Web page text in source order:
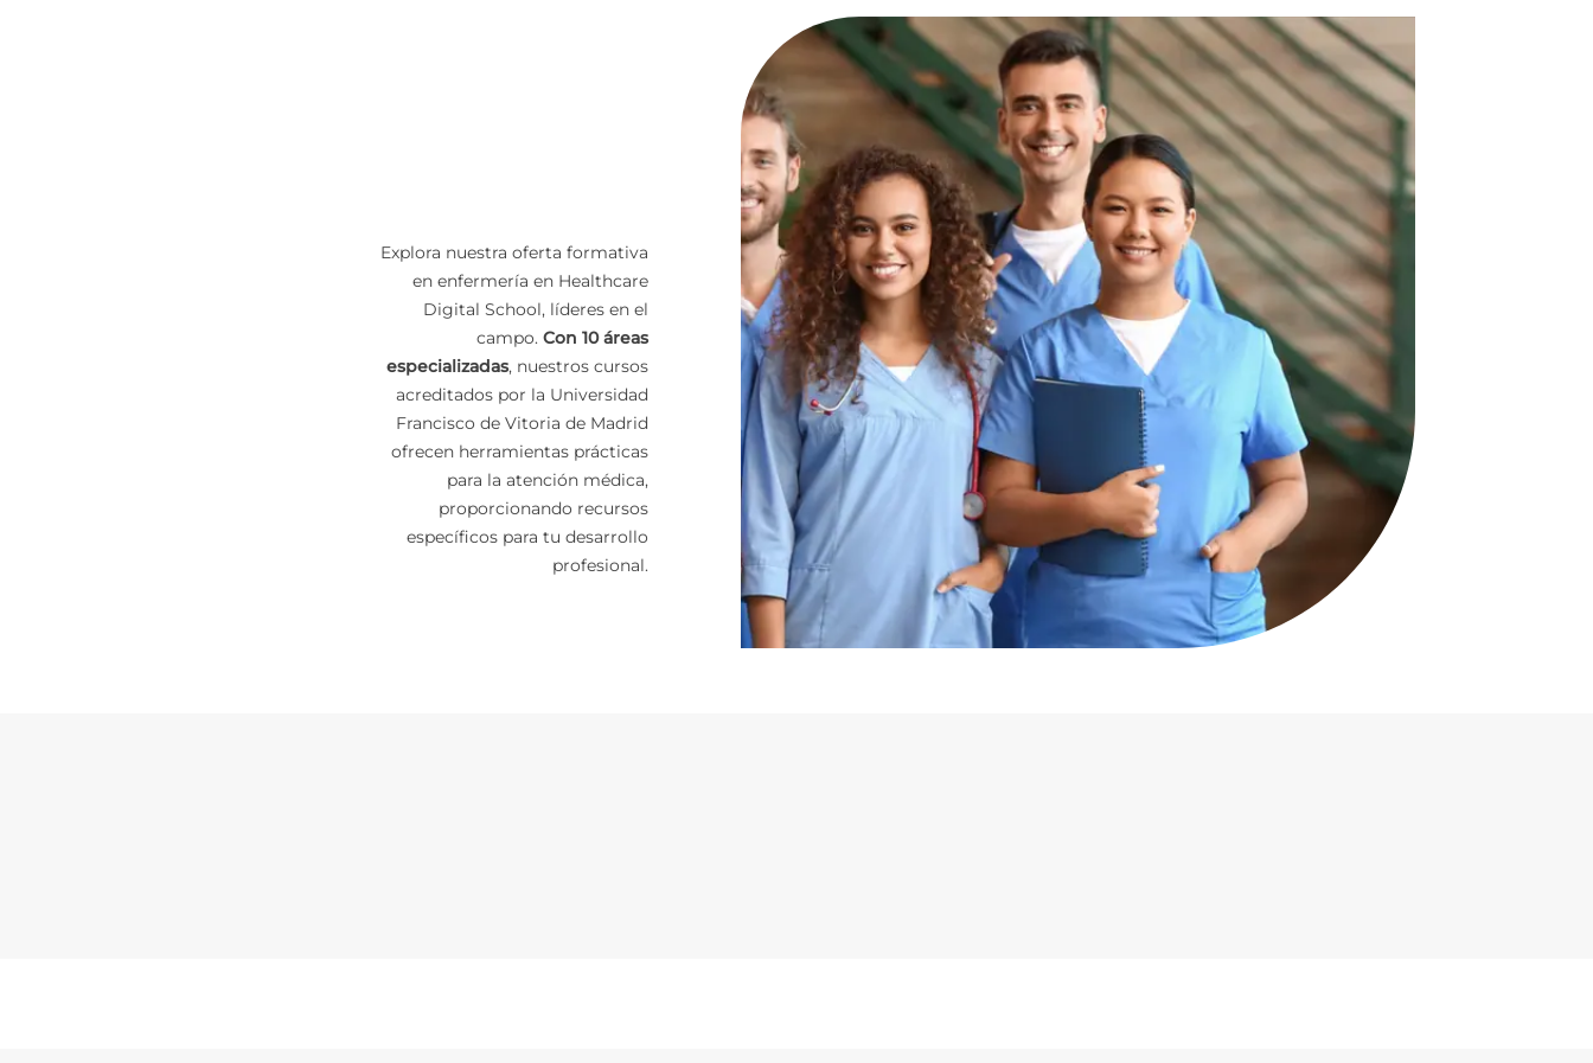
Explora nuestra oferta formativa
en enfermería en Healthcare
Digital School, líderes en el
campo.Con 10 áreas
especializadas, nuestros cursos
acreditados por la Universidad
Francisco de Vitoria de Madrid
ofrecen herramientas prácticas
para la atención médica,
proporcionando recursos
específicos para tu desarrollo
profesional.